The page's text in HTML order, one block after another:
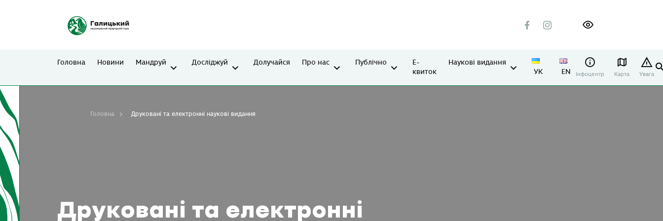
Головна Новини Мандруй Досліджуй Долучайся Про нас Публічно
Е-
квиток
Наукові видання
УК
EN Інфоцентр Карта Увага
Друковані та електронні
Головна Друковані та електронні наукові видання